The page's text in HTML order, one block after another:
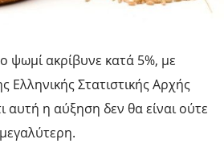
ψωμί ακρίβυνε κατά 5%, με
Ελληνικής Στατιστικής Αρχής
αυτή η αύξηση δεν θα είναι ούτε